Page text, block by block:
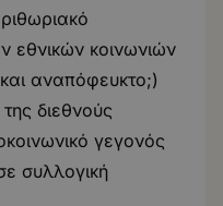
εθνικών κοινωνιών
αναπόφευκτο;)
διεθνούς
γεγονός
συλλογική